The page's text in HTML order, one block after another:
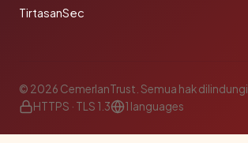
TirtasanSec
© 2026 CemerlanTrust. Semua hak dilindungi.
HTTPS · TLS 1.3
1 languages